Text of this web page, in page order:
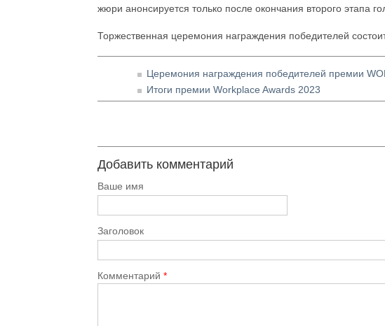
жюри анонсируется только после окончания второго этапа
Торжественная церемония награждения победителей
Церемония награждения победителей премии
Итоги премии Workplace Awards 2023
Добавить комментарий
Ваше имя
Заголовок
Комментарий*